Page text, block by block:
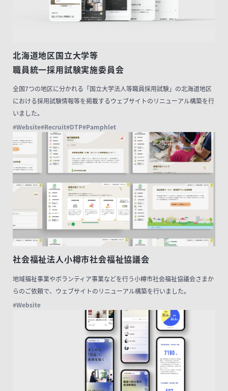
北海道地区国立大学等
職員統一採用試験実施委員会
全国7つの地区に分かれる「国立大学法人等職員採用試験」の北海道地区
における採用試験情報等を掲載するウェブサイトのリニューアル構築を行
いました。
#Website#Recruit#DTP#Pamphlet
社会福祉法人小樽市社会福祉協議会
地域福祉事業やボランティア事業などを行う小樽市社会福祉協議会さまか
らのご依頼で、ウェブサイトのリニューアル構築を行いました。
#Website